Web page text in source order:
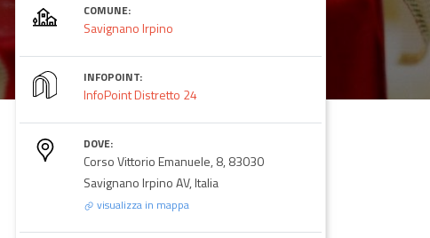
COMUNE:
Savignano Irpino
INFOPOINT:
InfoPoint Distretto 24
DOVE:
Corso Vittorio Emanuele, 8, 83030
Savignano Irpino AV, Italia
visualizza in mappa